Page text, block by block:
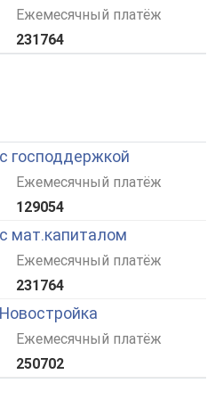
Ежемесячный платёж
231764
господдержкой
Ежемесячный платёж
129054
мат.капиталом
Ежемесячный платёж
231764
Ежемесячный платёж
250702